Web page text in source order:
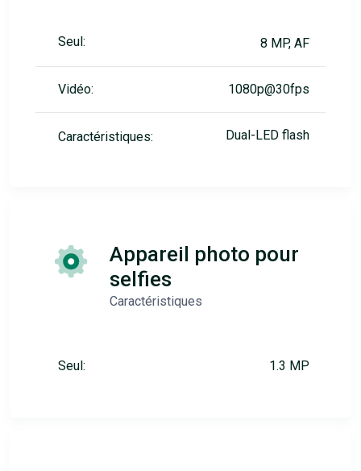
Seul: 8 MP, AF
Vidéo: 1080p@30fps
Caractéristiques: Dual-LED flash
Appareil photo pour
selfies
Caractéristiques
Seul: 1.3 MP